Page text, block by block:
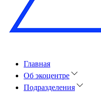
Главная
Об экоцентре
Подразделения